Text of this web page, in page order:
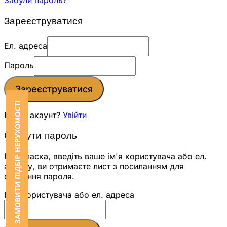
ЗАМОВИТИ ПІДБІР НЕРУХОМОСТІ
Зареєструватися
Ел. адреса
Пароль
Зареєструватися
Вже є акаунт? Увійти
Скинути пароль
Будь ласка, введіть ваше ім'я користувача або ел.
адресу, ви отримаєте лист з посиланням для
скидання пароля.
Ім'я користувача або ел. адреса